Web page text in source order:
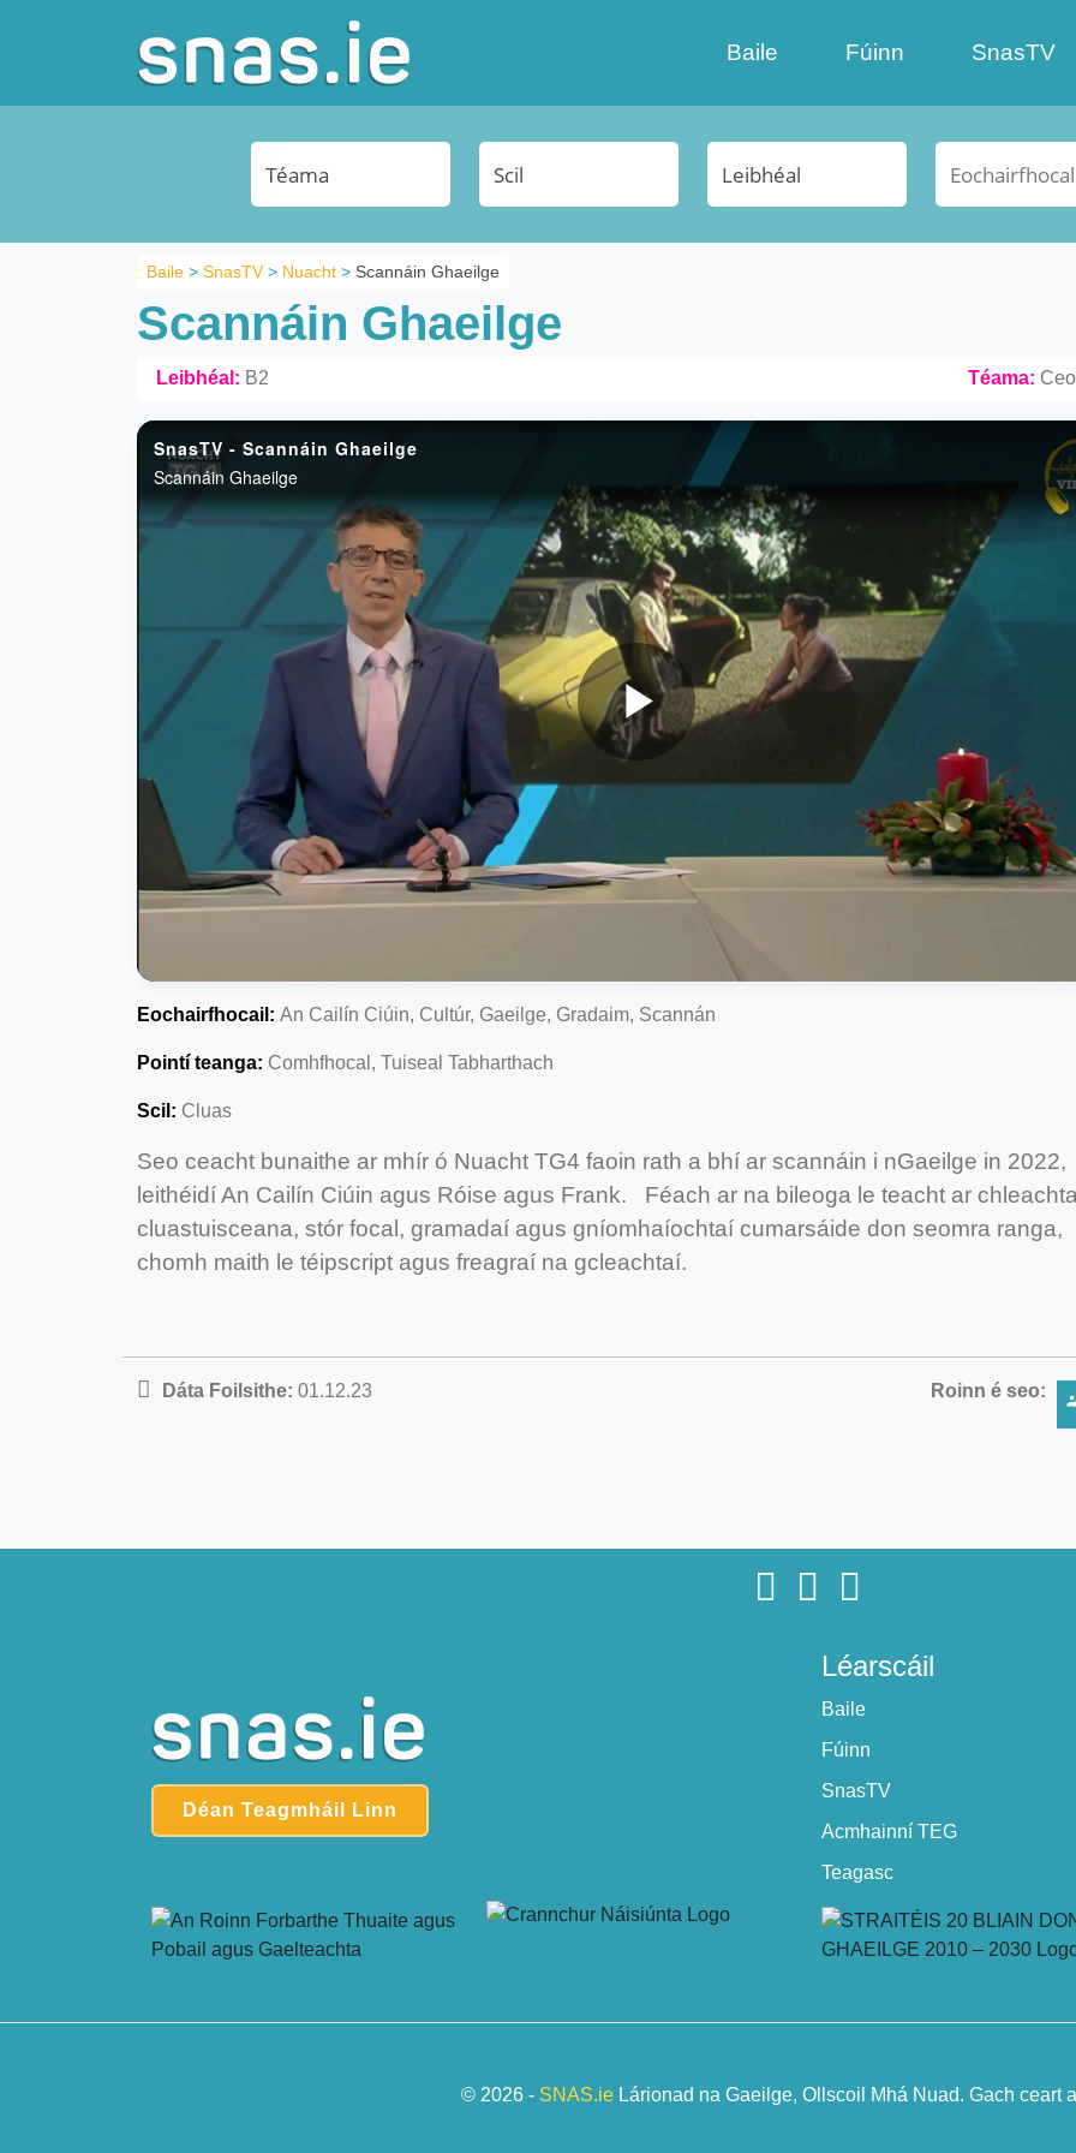
Baile Fúinn SnasTV
Baile > SnasTV > Nuacht > Scannáin Ghaeilge
Scannáin Ghaeilge
Leibhéal: B2 Téama:
Eochairfhocail: An Cailín Ciúin, Cultúr, Gaeilge, Gradaim, Scannán
Pointí teanga: Comhfhocal, Tuiseal Tabharthach
Scil: Cluas
Seo ceacht bunaithe ar mhír ó Nuacht TG4 faoin rath a bhí ar scannáin i nGaeilge in 2022,
leithéidí An Cailín Ciúin agus Róise agus Frank. Féach ar na bileoga le teacht ar
cluastuisceana, stór focal, gramadaí agus gníomhaíochtaí cumarsáide don seomra ranga,
chomh maith le téipscript agus freagraí na gcleachtaí.
Dáta Foilsithe: 01.12.23 Roinn é seo:
Déan Teagmháil Linn
Léarscáil
Baile
Fúinn
SnasTV
Acmhainní TEG
Teagasc
© 2026 - SNAS.ieLárionad na Gaeilge, Ollscoil Mhá Nuad. Gach ceart